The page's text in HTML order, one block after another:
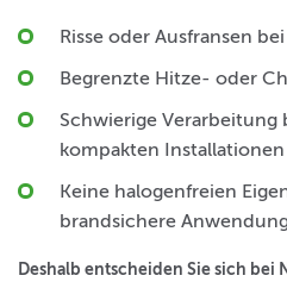
Risse oder Ausfransen
Begrenzte Hitze- oder
Schwierige Verarbeitung
kompakten Installationen
Keine halogenfreien
brandsichere
Deshalb entscheiden Sie sich